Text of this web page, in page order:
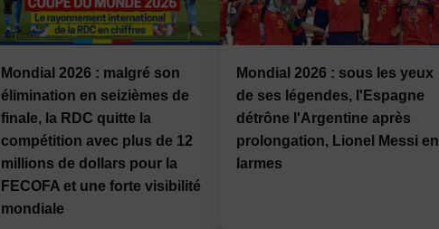
Mondial 2026 : malgré son
élimination en seizièmes de
finale, la RDC quitte la
compétition avec plus de 12
millions de dollars pour la
FECOFA et une forte visibilité
mondiale
Mondial 2026 : sous les yeux
de ses légendes, l'Espagne
détrône l'Argentine après
prolongation, Lionel Messi en
larmes